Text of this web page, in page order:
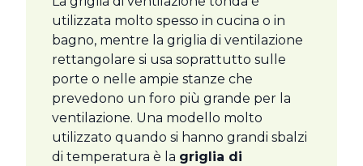
utilizzata molto spesso in cucina o in
bagno, mentre la griglia di ventilazione
rettangolare si usa soprattutto sulle
porte o nelle ampie stanze che
prevedono un foro più grande per la
ventilazione. Una modello molto
utilizzato quando si hanno grandi sbalzi
di temperatura è la griglia di